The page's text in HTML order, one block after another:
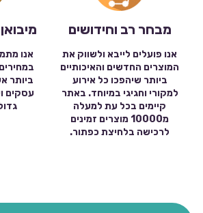
מבחר רב וחידושים
אנו פועלים לייבא ולשווק את
המוצרים החדשים והאיכותיים
ביותר שיהפכו כל אירוע
למקורי וחגיגי במיוחד. באתר
קיימים בכל עת למעלה
מ10000 מוצרים זמינים
לרכישה בלחיצת כפתור.
אנו
ביותר
עסקים